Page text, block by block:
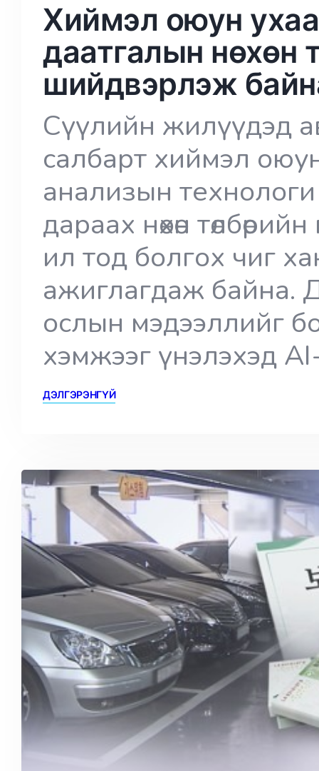
Хиймэл оюун
даатгалын нөхөн
шийдвэрлэж
Сүүлийн жилүүдэд
салбарт хиймэл
анализын технологи
дараах нөхөн
ил тод болгох чиг
ажиглагдаж байна.
ослын мэдээллийг
хэмжээг үнэлэхэд
ДЭЛГЭРЭНГҮЙ